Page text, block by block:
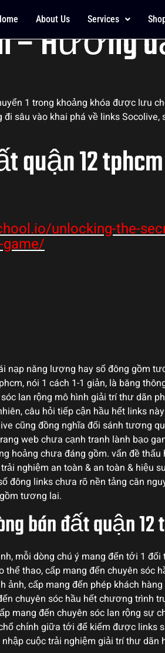
About Us Services
– Hướng
1 trong khoảng khóa được lưu
sâu vào khai phá về links
quận 12
unlocking-the-
game/
nạp năng lượng hay số đông gồm
nói 1 cách 1-1 giản, là băng
lan rộng mô hình giải trí thư dãn
câu hỏi tiếp cận hầu hết links
cũng đồng nghĩa đối sánh tương
web chưa cạnh tranh lành bạo
hoảng chưa đáng gồm. vấn đề
nghiệm an toàn & an toàn & hiệu
đông links chưa rõ nền tảng căn
tương lai.
bán đất quận 12
mỗi dòng chú ý mang đến tới 1
thể thao, cấp mang đến chuyên
ảnh, cấp mang đến phép khách
chuyên sóc hầu hết chương
mang đến chuyên sóc lan rộng
chính giữa tới để kiếm được
cuộc trải nghiệm giải trí thư dãn